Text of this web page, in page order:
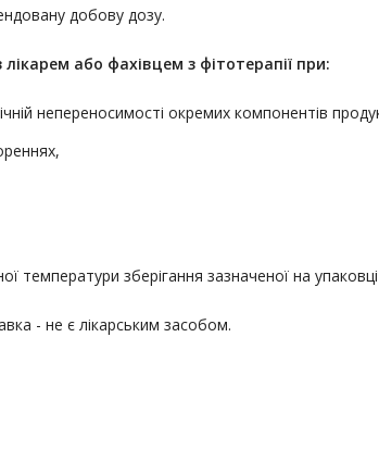
добову дозу.
лікарем або фахівцем з фітотерапії при:
непереносимості окремих компонентів
температури зберігання зазначеної на
- не є лікарським засобом.